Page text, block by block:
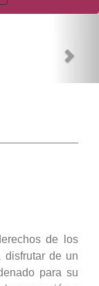
de los
disfrutar de un
para su